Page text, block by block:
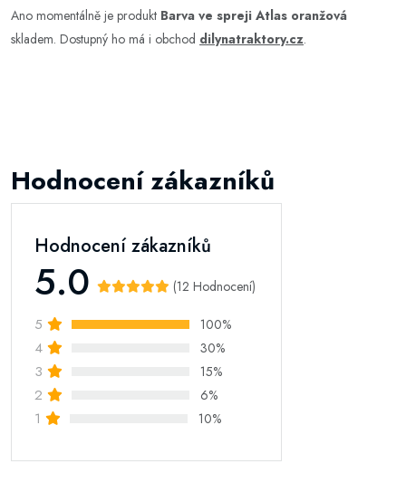
Ano momentálně je produkt Barva ve spreji Atlas oranžová
skladem. Dostupný ho má i obchod dilynatraktory.cz.
Hodnocení zákazníků
Hodnocení zákazníků
5.0 (12 Hodnocení)
5 100%
4 30%
3 15%
2 6%
1 10%